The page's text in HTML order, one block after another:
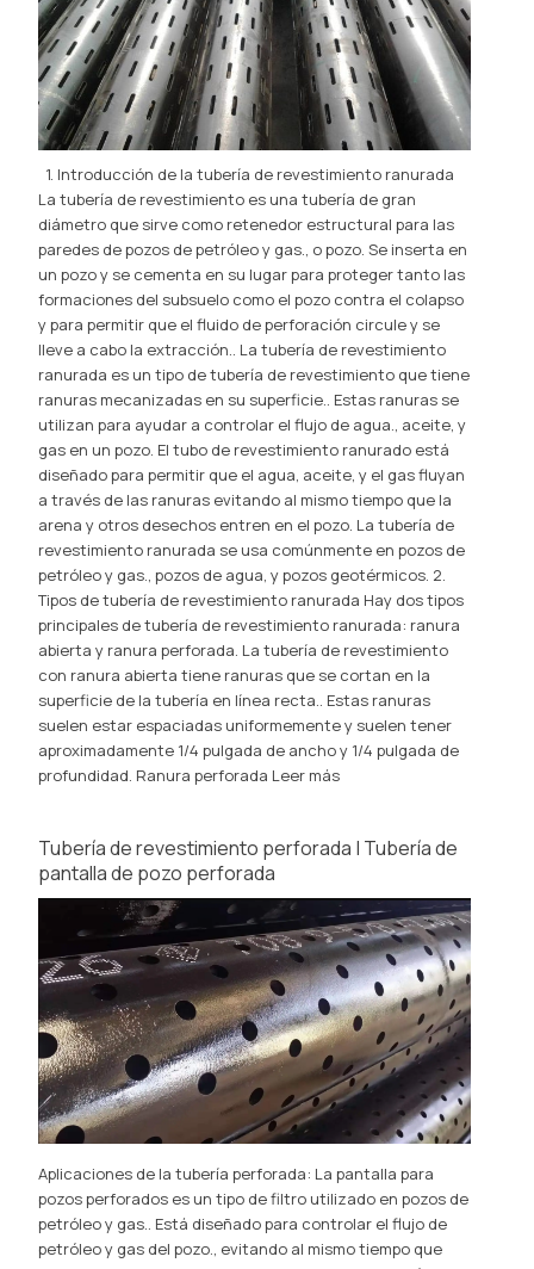
1. Introducción de la tubería de revestimiento ranurada
La tubería de revestimiento es una tubería de gran
diámetro que sirve como retenedor estructural para las
paredes de pozos de petróleo y gas., o pozo. Se inserta en
un pozo y se cementa en su lugar para proteger tanto las
formaciones del subsuelo como el pozo contra el colapso
y para permitir que el fluido de perforación circule y se
lleve a cabo la extracción.. La tubería de revestimiento
ranurada es un tipo de tubería de revestimiento que tiene
ranuras mecanizadas en su superficie.. Estas ranuras se
utilizan para ayudar a controlar el flujo de agua., aceite, y
gas en un pozo. El tubo de revestimiento ranurado está
diseñado para permitir que el agua, aceite, y el gas fluyan
a través de las ranuras evitando al mismo tiempo que la
arena y otros desechos entren en el pozo. La tubería de
revestimiento ranurada se usa comúnmente en pozos de
petróleo y gas., pozos de agua, y pozos geotérmicos. 2.
Tipos de tubería de revestimiento ranurada Hay dos tipos
principales de tubería de revestimiento ranurada: ranura
abierta y ranura perforada. La tubería de revestimiento
con ranura abierta tiene ranuras que se cortan en la
superficie de la tubería en línea recta.. Estas ranuras
suelen estar espaciadas uniformemente y suelen tener
aproximadamente 1/4 pulgada de ancho y 1/4 pulgada de
profundidad. Ranura perforada Leer más
Tubería de revestimiento perforada | Tubería de
pantalla de pozo perforada
Aplicaciones de la tubería perforada: La pantalla para
pozos perforados es un tipo de filtro utilizado en pozos de
petróleo y gas.. Está diseñado para controlar el flujo de
petróleo y gas del pozo., evitando al mismo tiempo que